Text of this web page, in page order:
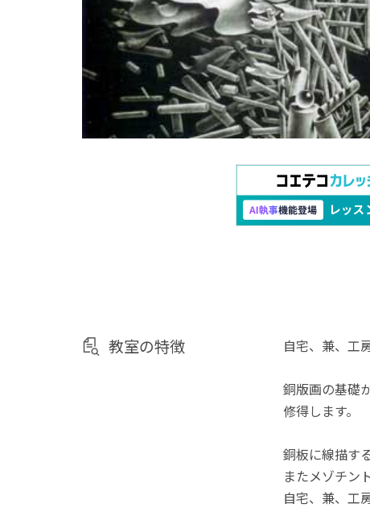
教室の特徴 自宅、兼、工
銅版画の基礎
修得します。
銅板に線描す
またメゾチン
自宅、兼、工